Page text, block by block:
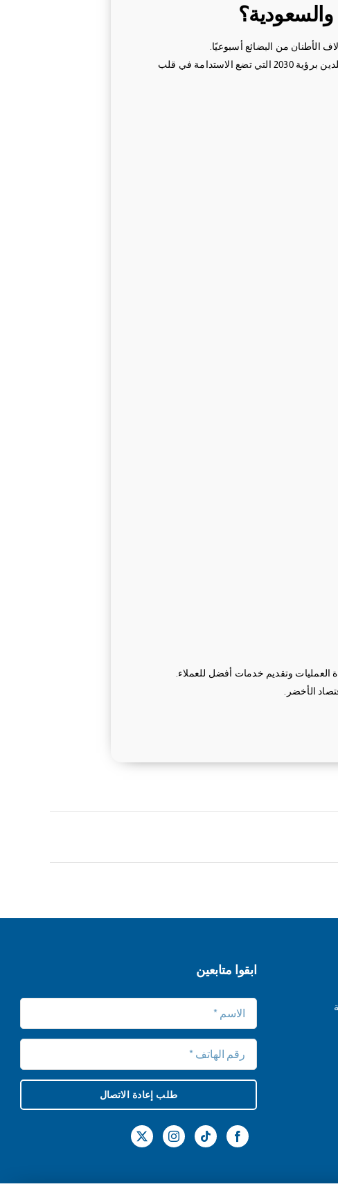
والسعودية؟
الأطنان من البضائع أسبوعيًا.
وتتطلب هذه الحركة الكثيفة خططًا ذكية لتقليل البصمة الكربونية، وضمان الحفاظ على البيئة، خاصة مع التزام البلدين برؤية 2030 التي تضع الاستدامة في قلب
العمليات وتقديم خدمات أفضل للعملاء.
الأخضر.
ابقوا متابعين
طلب إعادة الاتصال